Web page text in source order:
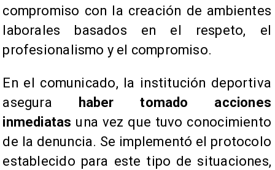
compromiso con la creación de ambientes
laborales basados en el respeto, el
profesionalismo y el compromiso.
En el comunicado, la institución deportiva
asegura
haber tomado acciones
inmediatas una vez que tuvo conocimiento
de la denuncia. Se implementó el protocolo
establecido para este tipo de situaciones,